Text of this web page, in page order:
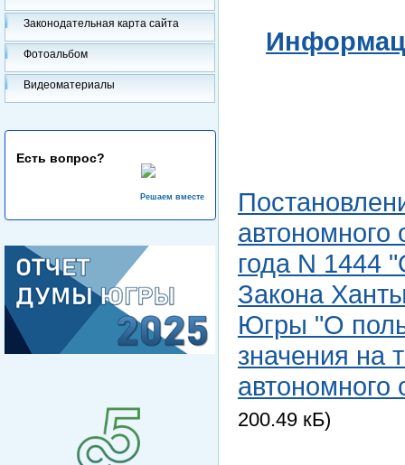
Законодательная карта сайта
Фотоальбом
Видеоматериалы
Есть вопрос?
Решаем вместе
автономного
года N 1444
Закона
Югры "О
значения на
автономного
200.49 кБ)